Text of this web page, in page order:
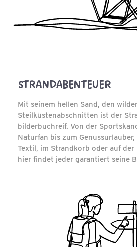
STRANDABENTEUER
Mit seinem hellen Sand, den
Steilküstenabschnitten ist der
bilderbuchreif. Von der
Naturfan bis zum
Textil, im Strandkorb oder auf der
hier findet jeder garantiert seine